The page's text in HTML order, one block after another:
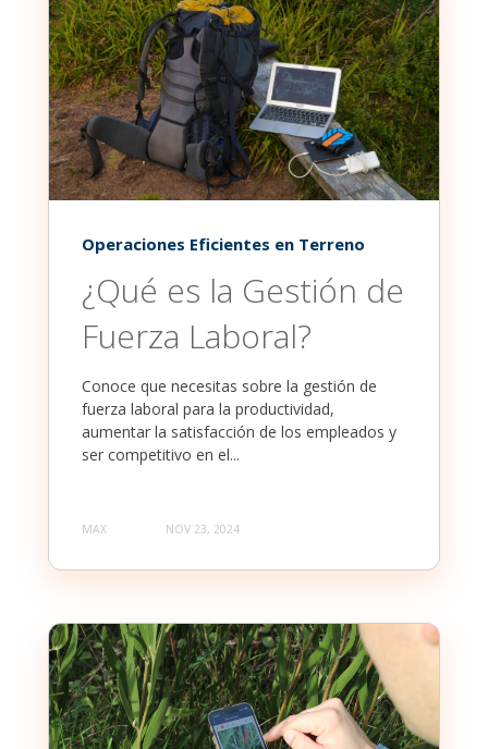
Operaciones Eficientes en Terreno
¿Qué es la Gestión de
Fuerza Laboral?
Conoce que necesitas sobre la gestión de
fuerza laboral para la productividad,
aumentar la satisfacción de los empleados y
ser competitivo en el...
MAX NOV 23, 2024